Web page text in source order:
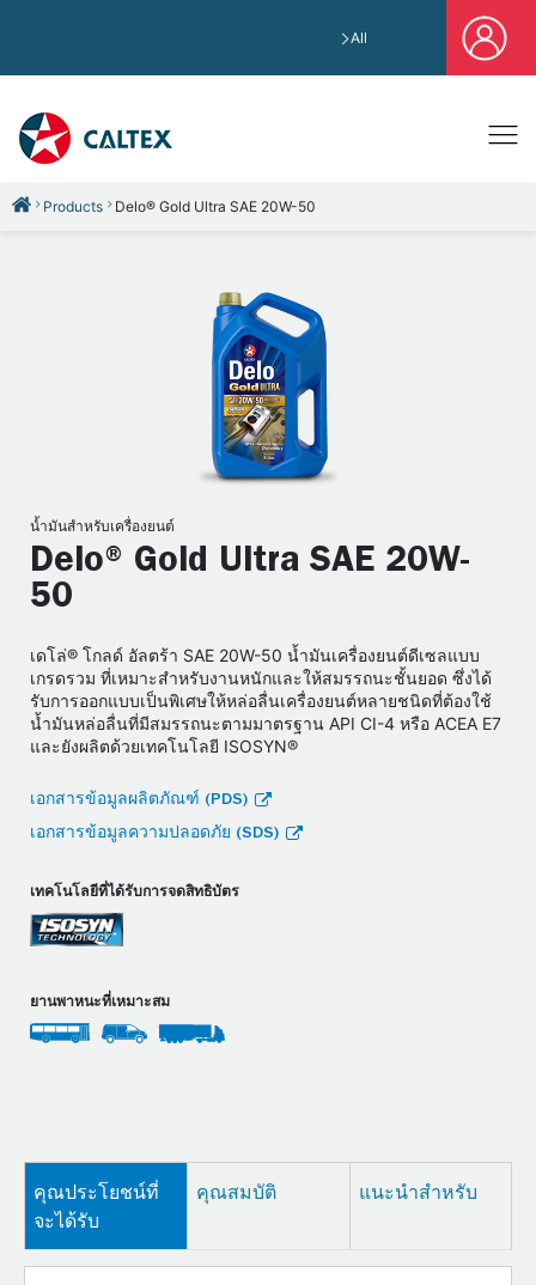
All
Products Delo® Gold Ultra SAE 20W-50
น้ำมันสำหรับเครื่องยนต์
Delo® Gold Ultra SAE 20W-
50
เดโล่® โกลด์ อัลตร้า SAE 20W-50 น้ำมันเครื่องยนต์ดีเซลแบบ
เกรดรวม ที่เหมาะสำหรับงานหนักและให้สมรรถนะชั้นยอด ซึ่งได้
รับการออกแบบเป็นพิเศษให้หล่อลื่นเครื่องยนต์หลายชนิดที่ต้องใช้
น้ำมันหล่อลื่นที่มีสมรรถนะตามมาตรฐาน API CI-4 หรือ ACEA E7
และยังผลิตด้วยเทคโนโลยี ISOSYN®
เอกสารข้อมูลผลิตภัณฑ์ (PDS)
เอกสารข้อมูลความปลอดภัย (SDS)
เทคโนโลยีที่ได้รับการจดสิทธิบัตร
ยานพาหนะที่เหมาะสม
คุณประโยชน์ที่
จะได้รับ
คุณสมบัติ แนะนำสำหรับ